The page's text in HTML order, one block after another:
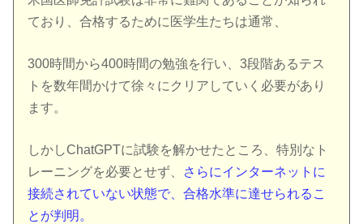
ており、合格するために医学生たちは通常、
300時間から400時間の勉強を行い、3段階あるテス
トを数年間かけて徐々にクリアしていく必要があり
ます。
しかしChatGPTに試験を解かせたところ、特別なト
レーニングを必要とせず、
さらにインターネットに
接続されていない状態で、合格水準に達せられるこ
とが判明。